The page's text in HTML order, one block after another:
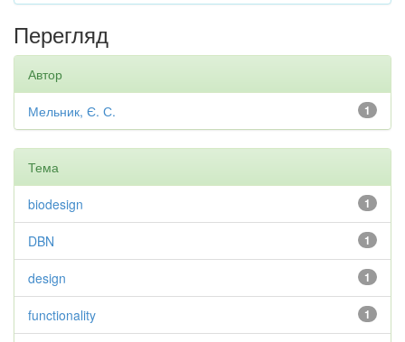
Перегляд
Автор
1
Мельник, Є. С.
Тема
1
biodesign
1
DBN
1
design
1
functionality